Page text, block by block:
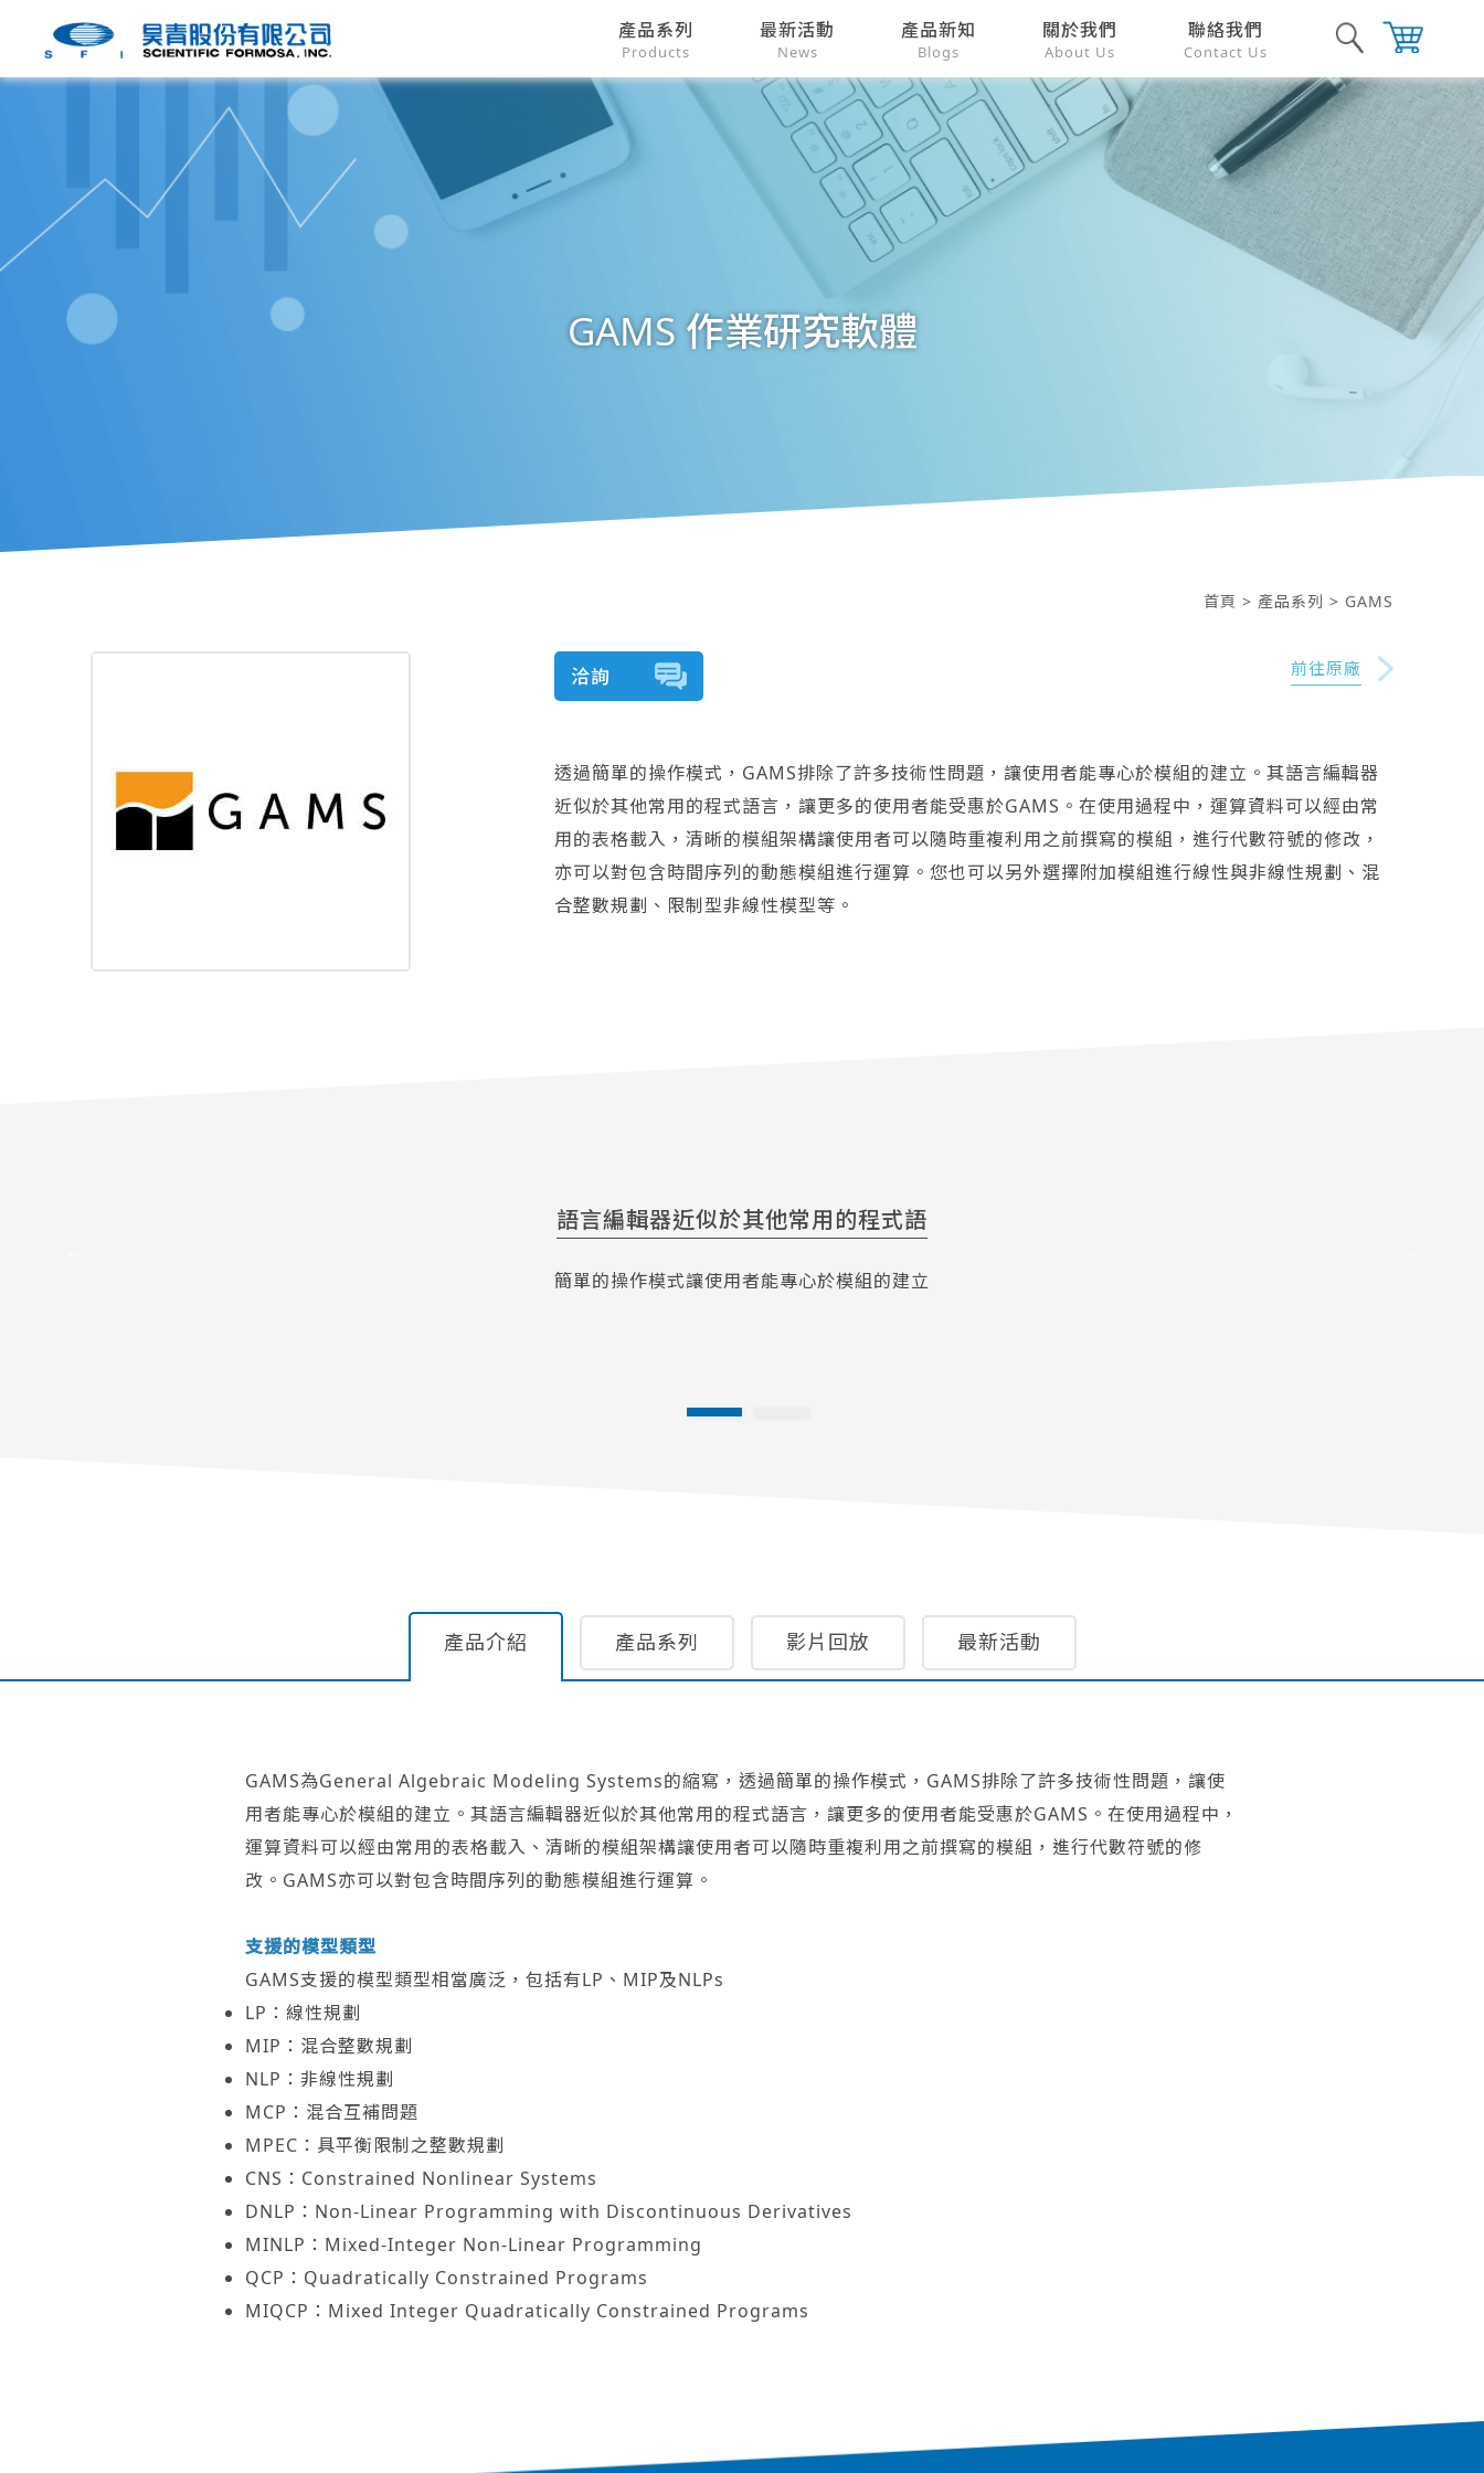
產品系列
Products
最新活動
News
產品新知
Blogs
關於我們
About Us
聯絡我們
Contact Us
GAMS 作業研究軟體
首頁 > 產品系列 > GAMS
洽詢 前往原廠
透過簡單的操作模式，GAMS排除了許多技術性問題，讓使用者能專心於模組的建立。其語言編輯器
近似於其他常用的程式語言，讓更多的使用者能受惠於GAMS。在使用過程中，運算資料可以經由常
用的表格載入，清晰的模組架構讓使用者可以隨時重複利用之前撰寫的模組，進行代數符號的修改，
亦可以對包含時間序列的動態模組進行運算。您也可以另外選擇附加模組進行線性與非線性規劃、混
合整數規劃、限制型非線性模型等。
語言編輯器近似於其他常用的程式語
簡單的操作模式讓使用者能專心於模組的建立
產品介紹 產品系列 影片回放 最新活動
GAMS為General Algebraic Modeling Systems的縮寫，透過簡單的操作模式，GAMS排除了許多技術性問題，讓使
用者能專心於模組的建立。其語言編輯器近似於其他常用的程式語言，讓更多的使用者能受惠於GAMS。在使用過程中，
運算資料可以經由常用的表格載入、清晰的模組架構讓使用者可以隨時重複利用之前撰寫的模組，進行代數符號的修
改。GAMS亦可以對包含時間序列的動態模組進行運算。
支援的模型類型
GAMS支援的模型類型相當廣泛，包括有LP、MIP及NLPs
LP：線性規劃
MIP：混合整數規劃
NLP：非線性規劃
MCP：混合互補問題
MPEC：具平衡限制之整數規劃
CNS：Constrained Nonlinear Systems
DNLP：Non-Linear Programming with Discontinuous Derivatives
MINLP：Mixed-Integer Non-Linear Programming
QCP：Quadratically Constrained Programs
MIQCP：Mixed Integer Quadratically Constrained Programs